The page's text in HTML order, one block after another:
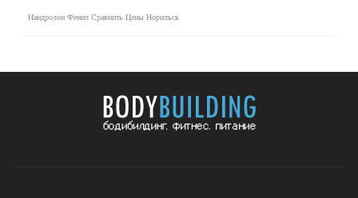
Нандролон Фенил Сравнить Цены Норильск